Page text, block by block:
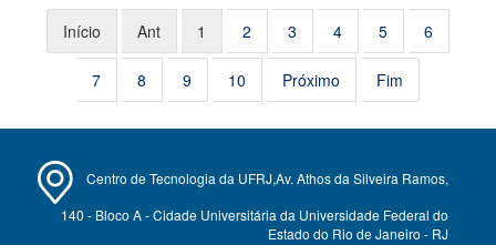
Início
Ant 1 2 3 4 5 6
7 8 9 10 Próximo Fim
Centro de Tecnologia da UFRJ,Av. Athos da Silveira Ramos,
140 - Bloco A - Cidade Universitária da Universidade Federal do
Estado do Rio de Janeiro - RJ